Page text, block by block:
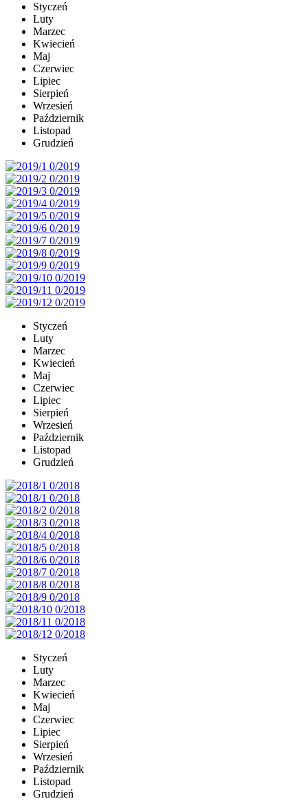
Styczeń
Luty
Marzec
Kwiecień
Maj
Czerwiec
Lipiec
Sierpień
Wrzesień
Październik
Listopad
Grudzień
Styczeń
Luty
Marzec
Kwiecień
Maj
Czerwiec
Lipiec
Sierpień
Wrzesień
Październik
Listopad
Grudzień
Styczeń
Luty
Marzec
Kwiecień
Maj
Czerwiec
Lipiec
Sierpień
Wrzesień
Październik
Listopad
Grudzień